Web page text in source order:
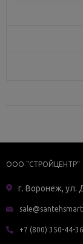
ООО "СТРОЙЦЕНТР"
г. Воронеж, ул.
+7 (800) 350-44-36